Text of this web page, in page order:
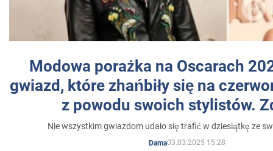
Modowa porażka na Oscarach
gwiazd, które zhańbiły się na
z powodu swoich stylistów.
Nie wszystkim gwiazdom udało się trafić w dziesiątkę ze
Dama03.03.2025 15:28